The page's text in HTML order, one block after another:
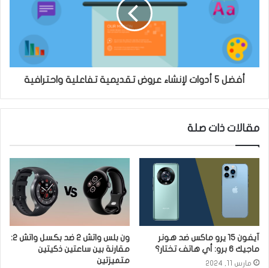
أفضل 5 أدوات لإنشاء عروض تقديمية تفاعلية واحترافية
مقالات ذات صلة
آيفون 15 يرو ماكس ضد هونر
ماجيك 6 برو: أي هاتف تختار؟
مارس 11, 2024
ون بلس واتش 2 ضد بكسل واتش 2:
مقارنة بين ساعتين ذكيتين
متميزتين